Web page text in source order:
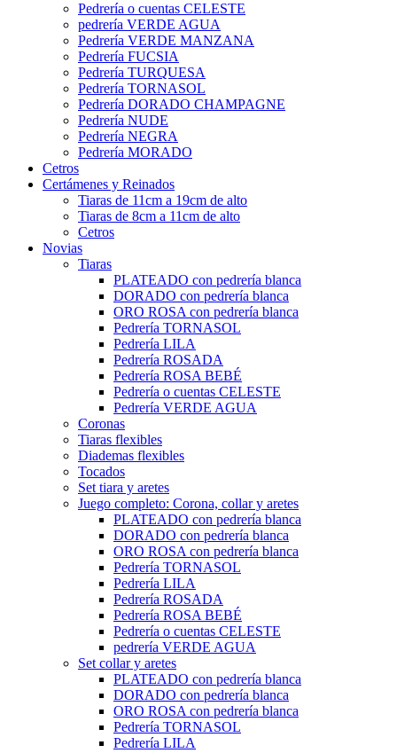
Pedrería o cuentas CELESTE
pedrería VERDE AGUA
Pedrería VERDE MANZANA
Pedrería FUCSIA
Pedrería TURQUESA
Pedrería TORNASOL
Pedrería DORADO CHAMPAGNE
Pedrería NUDE
Pedrería NEGRA
Pedrería MORADO
Cetros
Certámenes y Reinados
Tiaras de 11cm a 19cm de alto
Tiaras de 8cm a 11cm de alto
Cetros
Novias
Tiaras
PLATEADO con pedrería blanca
DORADO con pedrería blanca
ORO ROSA con pedrería blanca
Pedrería TORNASOL
Pedrería LILA
Pedrería ROSADA
Pedrería ROSA BEBÉ
Pedrería o cuentas CELESTE
Pedrería VERDE AGUA
Coronas
Tiaras flexibles
Diademas flexibles
Tocados
Set tiara y aretes
Juego completo: Corona, collar y aretes
PLATEADO con pedrería blanca
DORADO con pedrería blanca
ORO ROSA con pedrería blanca
Pedrería TORNASOL
Pedrería LILA
Pedrería ROSADA
Pedrería ROSA BEBÉ
Pedrería o cuentas CELESTE
pedrería VERDE AGUA
Set collar y aretes
PLATEADO con pedrería blanca
DORADO con pedrería blanca
ORO ROSA con pedrería blanca
Pedrería TORNASOL
Pedrería LILA